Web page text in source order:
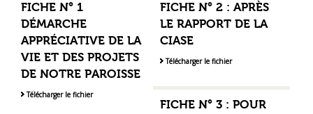
FICHE N° 1
DÉMARCHE
APPRÉCIATIVE DE LA
VIE ET DES PROJETS
DE NOTRE PAROISSE
Télécharger le fichier
FICHE N° 2 : APRÈS
LE RAPPORT DE LA
CIASE
Télécharger le fichier
FICHE N° 3 : POUR